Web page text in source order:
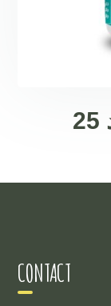
CONTACT